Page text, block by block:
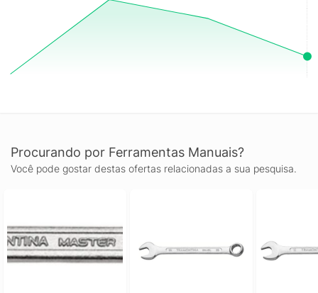
Procurando por Ferramentas Manuais?
Você pode gostar destas ofertas relacionadas a sua pesquisa.